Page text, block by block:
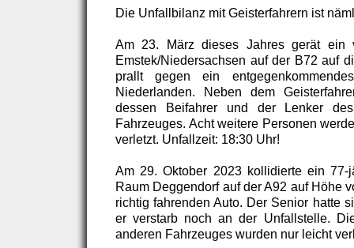
Die Unfallbilanz mit Geisterfahrern ist
Am 23. März dieses Jahres gerät ein
Emstek/Niedersachsen auf der B72 auf
prallt gegen ein
Niederlanden. Neben dem
dessen Beifahrer und der Lenker des
Fahrzeuges. Acht weitere Personen
verletzt. Unfallzeit: 18:30 Uhr!
Am 29. Oktober 2023 kollidierte ein 77-
Raum Deggendorf auf der A92 auf Höhe
richtig fahrenden Auto. Der Senior hatte
er verstarb noch an der Unfallstelle.
anderen Fahrzeuges wurden nur leicht